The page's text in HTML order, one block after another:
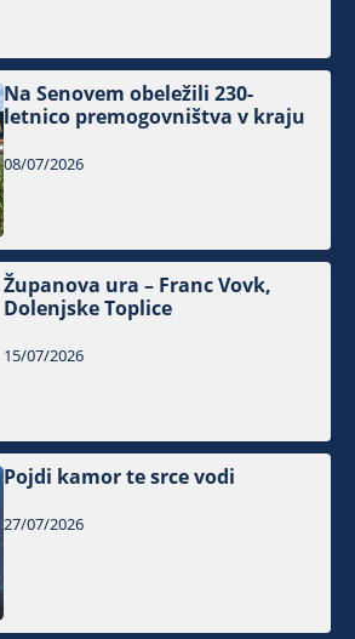
Na Senovem obeležili 230-
letnico premogovništva v kraju
08/07/2026
Županova ura – Franc Vovk,
Dolenjske Toplice
15/07/2026
Pojdi kamor te srce vodi
27/07/2026